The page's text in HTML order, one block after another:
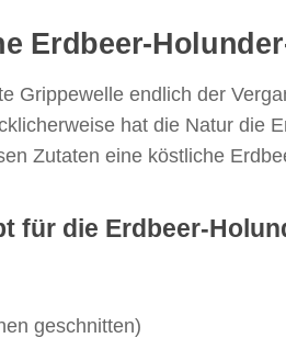
Erdbeer-
Grippewelle endlich der
hat die Natur die
Zutaten eine köstliche
für die Erdbeer-
geschnitten)